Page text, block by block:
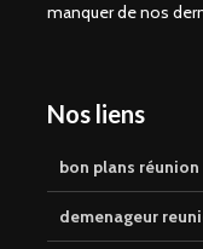
manquer de nos
Nos liens
bon plans réunion
demenageur